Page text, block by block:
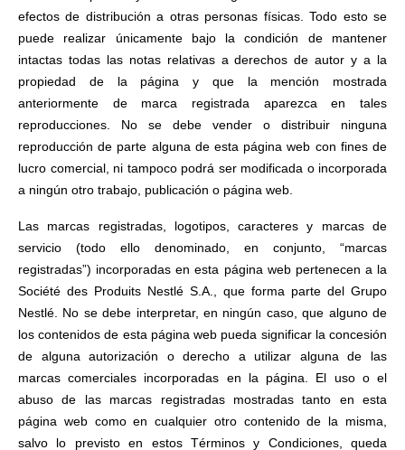
efectos de distribución a otras personas físicas. Todo esto se
puede realizar únicamente bajo la condición de mantener
intactas todas las notas relativas a derechos de autor y a la
propiedad de la página y que la mención mostrada
anteriormente de marca registrada aparezca en tales
reproducciones. No se debe vender o distribuir ninguna
reproducción de parte alguna de esta página web con fines de
lucro comercial, ni tampoco podrá ser modificada o incorporada
a ningún otro trabajo, publicación o página web.
Las marcas registradas, logotipos, caracteres y marcas de
servicio (todo ello denominado, en conjunto, “marcas
registradas”) incorporadas en esta página web pertenecen a la
Société des Produits Nestlé S.A., que forma parte del Grupo
Nestlé. No se debe interpretar, en ningún caso, que alguno de
los contenidos de esta página web pueda significar la concesión
de alguna autorización o derecho a utilizar alguna de las
marcas comerciales incorporadas en la página. El uso o el
abuso de las marcas registradas mostradas tanto en esta
página web como en cualquier otro contenido de la misma,
salvo lo previsto en estos Términos y Condiciones, queda